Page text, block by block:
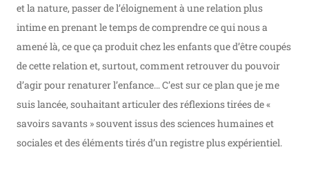
et la nature, passer de l’éloignement à une relation plus
intime en prenant le temps de comprendre ce qui nous a
amené là, ce que ça produit chez les enfants que d’être coupés
de cette relation et, surtout, comment retrouver du pouvoir
d’agir pour renaturer l’enfance… C’est sur ce plan que je me
suis lancée, souhaitant articuler des réflexions tirées de «
savoirs savants » souvent issus des sciences humaines et
sociales et des éléments tirés d’un registre plus expérientiel.